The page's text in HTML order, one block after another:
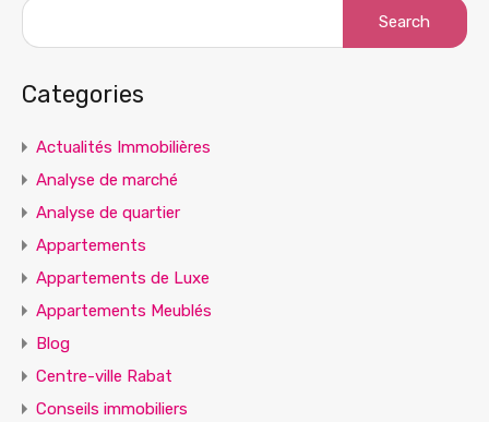
Categories
Actualités Immobilières
Analyse de marché
Analyse de quartier
Appartements
Appartements de Luxe
Appartements Meublés
Blog
Centre-ville Rabat
Conseils immobiliers